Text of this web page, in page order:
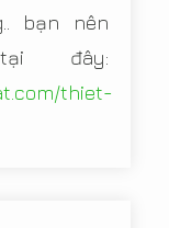
bạn nên
đây:
thiet-